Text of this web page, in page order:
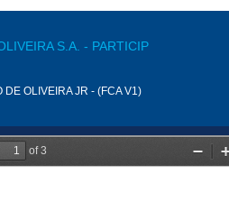
S.A. - PARTICIP
DE OLIVEIRA JR - (FCA V1)